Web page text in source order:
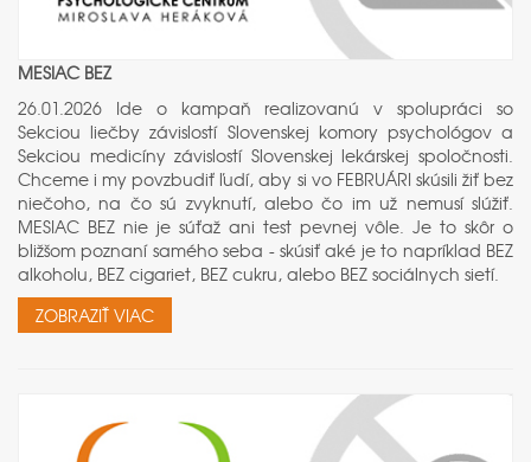
MESIAC BEZ
26.01.2026 Ide o kampaň realizovanú v spolupráci so
Sekciou liečby závislostí Slovenskej komory psychológov a
Sekciou medicíny závislostí Slovenskej lekárskej spoločnosti.
Chceme i my povzbudiť ľudí, aby si vo FEBRUÁRI skúsili žiť bez
niečoho, na čo sú zvyknutí, alebo čo im už nemusí slúžiť.
MESIAC BEZ nie je súťaž ani test pevnej vôle. Je to skôr o
bližšom poznaní samého seba - skúsiť aké je to napríklad BEZ
alkoholu, BEZ cigariet, BEZ cukru, alebo BEZ sociálnych sietí.
ZOBRAZIŤ VIAC